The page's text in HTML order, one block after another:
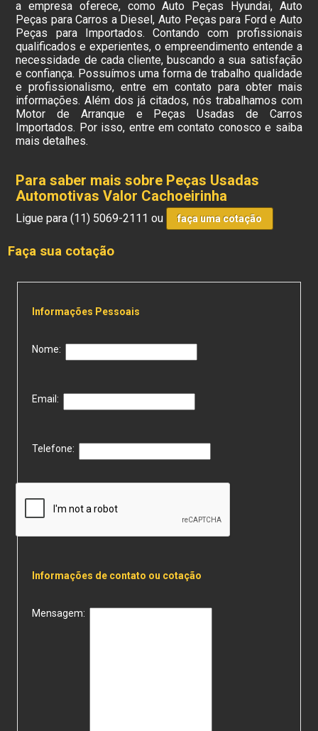
a empresa oferece, como Auto Peças Hyundai, Auto
Peças para Carros a Diesel, Auto Peças para Ford e Auto
Peças para Importados. Contando com profissionais
qualificados e experientes, o empreendimento entende a
necessidade de cada cliente, buscando a sua satisfação
e confiança. Possuímos uma forma de trabalho qualidade
e profissionalismo, entre em contato para obter mais
informações. Além dos já citados, nós trabalhamos com
Motor de Arranque e Peças Usadas de Carros
Importados. Por isso, entre em contato conosco e saiba
mais detalhes.
Para saber mais sobre Peças Usadas
Automotivas Valor Cachoeirinha
Ligue para(11) 5069-2111 ou faça uma cotação
Faça sua cotação
Informações Pessoais
Nome:
Email:
Telefone:
Informações de contato ou cotação
Mensagem: